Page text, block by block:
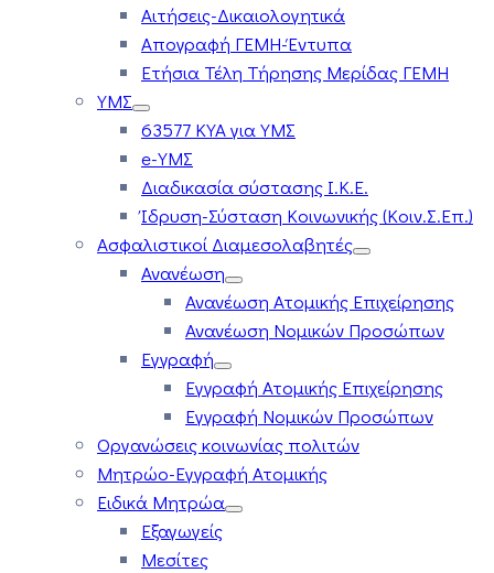
Αιτήσεις-Δικαιολογητικά
Απογραφή ΓΕΜΗ-Έντυπα
Ετήσια Τέλη Τήρησης Μερίδας ΓΕΜΗ
ΥΜΣ
63577 ΚΥΑ για ΥΜΣ
e-ΥΜΣ
Διαδικασία σύστασης Ι.Κ.Ε.
Ίδρυση-Σύσταση Κοινωνικής (Κοιν.Σ.Επ.)
Ασφαλιστικοί Διαμεσολαβητές
Ανανέωση
Ανανέωση Ατομικής Επιχείρησης
Ανανέωση Νομικών Προσώπων
Εγγραφή
Εγγραφή Ατομικής Επιχείρησης
Εγγραφή Νομικών Προσώπων
Οργανώσεις κοινωνίας πολιτών
Μητρώο-Εγγραφή Ατομικής
Ειδικά Μητρώα
Εξαγωγείς
Μεσίτες